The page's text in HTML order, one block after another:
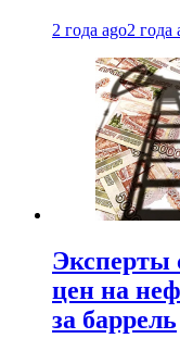
2 года ago2 года
Эксперты
цен на
за баррель